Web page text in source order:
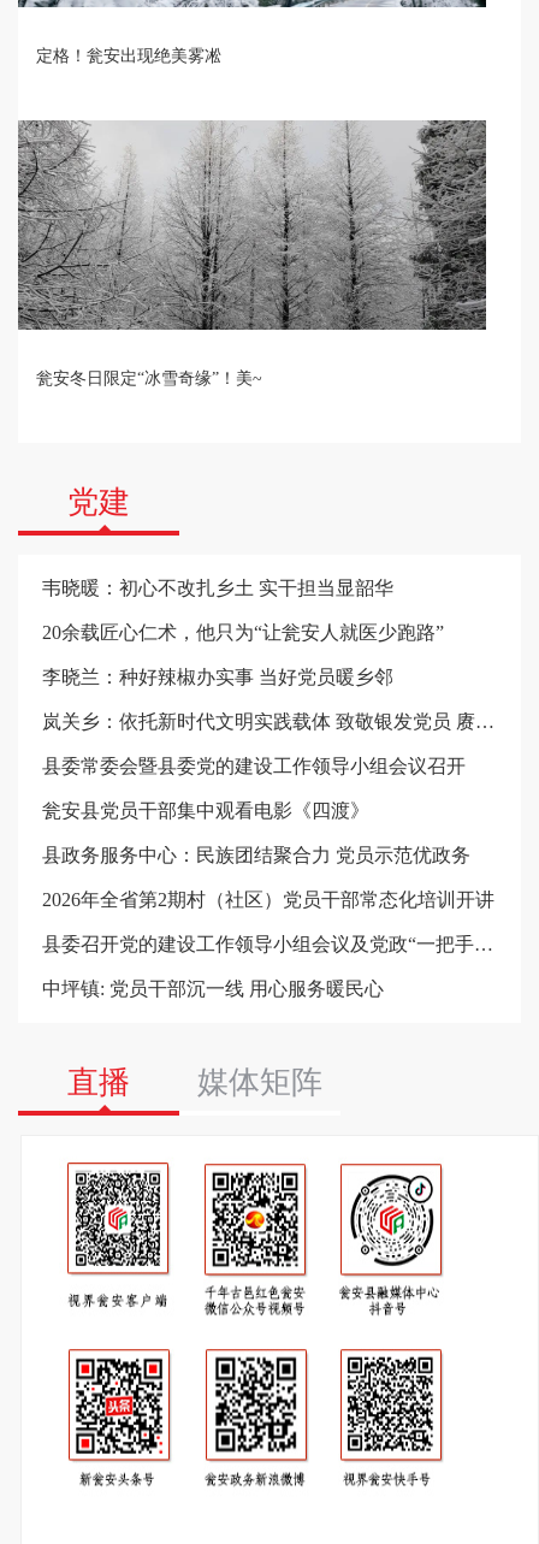
定格！瓮安出现绝美雾凇
瓮安冬日限定“冰雪奇缘”！美~
党建
韦晓暖：初心不改扎乡土 实干担当显韶华
20余载匠心仁术，他只为“让瓮安人就医少跑路”
李晓兰：种好辣椒办实事 当好党员暖乡邻
岚关乡：依托新时代文明实践载体 致敬银发党员 赓续红色初心
县委常委会暨县委党的建设工作领导小组会议召开
瓮安县党员干部集中观看电影《四渡》
县政务服务中心：民族团结聚合力 党员示范优政务
2026年全省第2期村（社区）党员干部常态化培训开讲
县委召开党的建设工作领导小组会议及党政“一把手”带头推动整改整治工作会议
中坪镇: 党员干部沉一线 用心服务暖民心
直播 媒体矩阵